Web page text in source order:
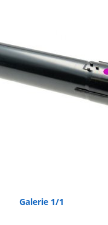
Galerie 1/1